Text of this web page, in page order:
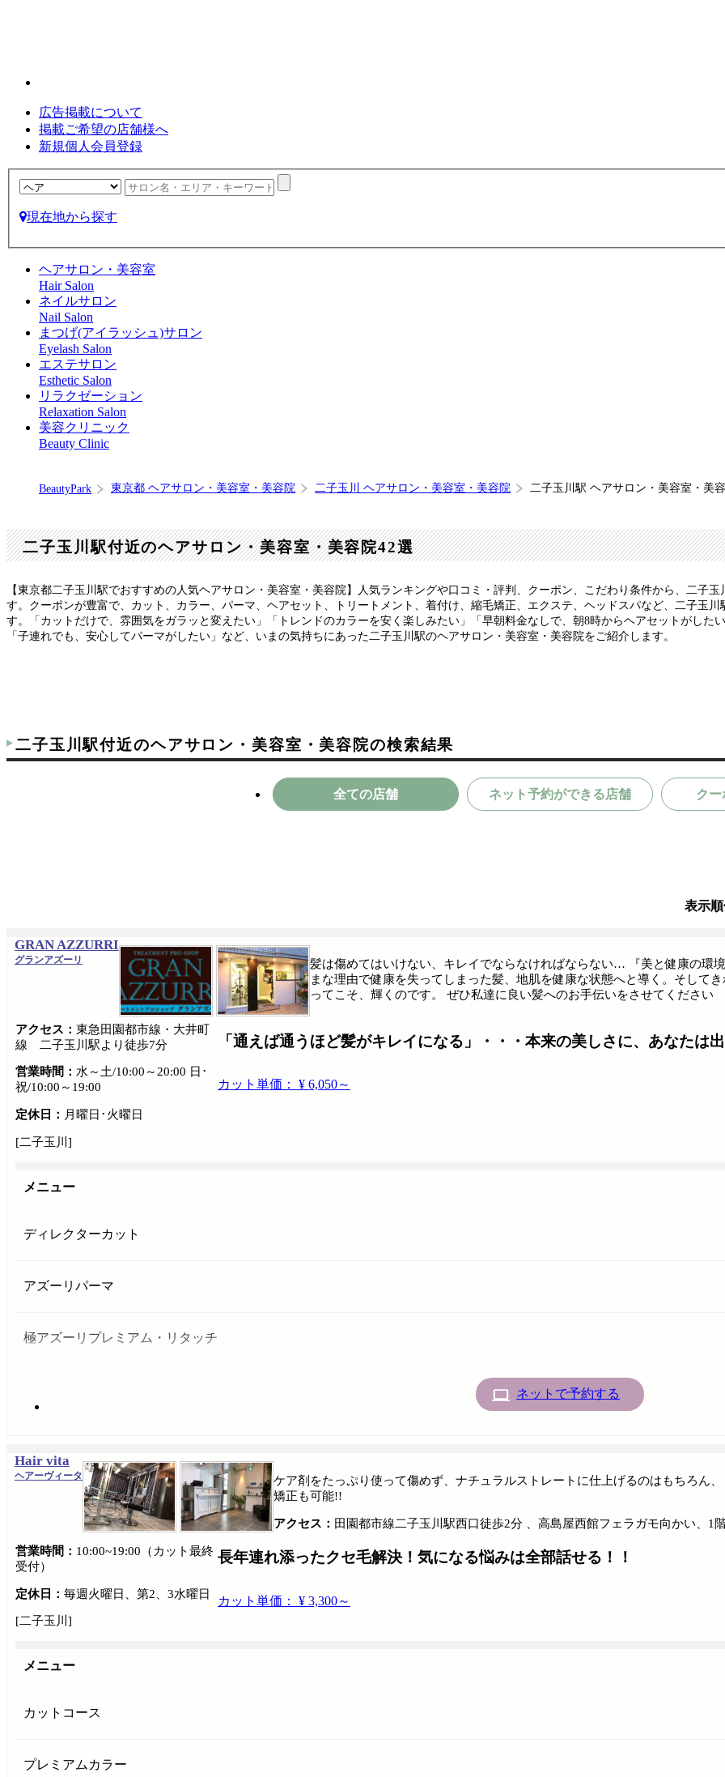
広告掲載について
掲載ご希望の店舗様へ
新規個人会員登録
現在地から探す
ヘアサロン・美容室
Hair Salon
ネイルサロン
Nail Salon
まつげ(アイラッシュ)サロン
Eyelash Salon
エステサロン
Esthetic Salon
リラクゼーション
Relaxation Salon
美容クリニック
Beauty Clinic
BeautyPark 東京都 ヘアサロン・美容室・美容院 二子玉川 ヘアサロン・美容室・美容院 二子玉川駅 ヘアサロン・美容室・美
二子玉川駅付近のヘアサロン・美容室・美容院42選
【東京都二子玉川駅でおすすめの人気ヘアサロン・美容室・美容院】人気ランキングや口コミ・評判、クーポン、こだわり条件から、二子
す。クーポンが豊富で、カット、カラー、パーマ、ヘアセット、トリートメント、着付け、縮毛矯正、エクステ、ヘッドスパなど、二子玉
す。「カットだけで、雰囲気をガラッと変えたい」「トレンドのカラーを安く楽しみたい」「早朝料金なしで、朝8時からヘアセットがし
「子連れでも、安心してパーマがしたい」など、いまの気持ちにあった二子玉川駅のヘアサロン・美容室・美容院をご紹介します。
二子玉川駅付近のヘアサロン・美容室・美容院の検索結果
全ての店舗 ネット予約ができる店舗 クー
表示
GRAN AZZURRI
グランアズーリ
「通えば通うほど髪がキレイになる」・・・本来の美しさに、あなたは
カット単価： ¥ 6,050～
髪は傷めてはいけない、キレイでならなければならない… 『美と健康の環
まな理由で健康を失ってしまった髪、地肌を健康な状態へと導く。そして
ってこそ、輝くのです。 ぜひ私達に良い髪へのお手伝いをさせてください
アクセス： 東急田園都市線・大井町
線 二子玉川駅より徒歩7分
営業時間： 水～土/10:00～20:00 日･
祝/10:00～19:00
定休日： 月曜日･火曜日
[二子玉川]
メニュー
ディレクターカット
アズーリパーマ
極アズーリプレミアム・リタッチ
ネットで予約する
Hair vita
ヘアーヴィータ
長年連れ添ったクセ毛解決！気になる悩みは全部話せる！！
カット単価： ¥ 3,300～
ケア剤をたっぷり使って傷めず、ナチュラルストレートに仕上げるのはもちろん
矯正も可能!!
アクセス： 田園都市線二子玉川駅西口徒歩2分 、高島屋西館フェラガモ向かい、1
営業時間： 10:00~19:00（カット最終
受付）
定休日： 毎週火曜日、第2、3水曜日
[二子玉川]
メニュー
カットコース
プレミアムカラー